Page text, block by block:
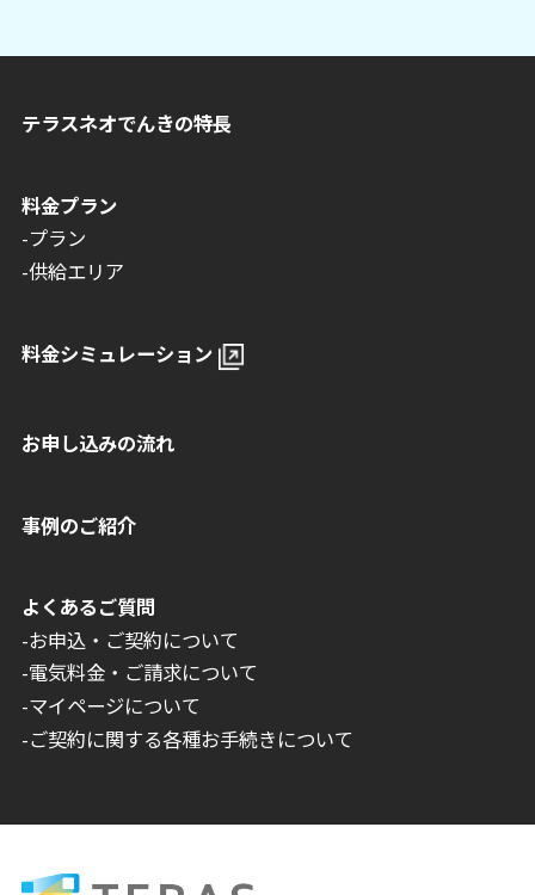
テラスネオでんきの特長
料金プラン
-プラン
-供給エリア
料金シミュレーション
お申し込みの流れ
事例のご紹介
よくあるご質問
-お申込・ご契約について
-電気料金・ご請求について
-マイページについて
-ご契約に関する各種お手続きについて